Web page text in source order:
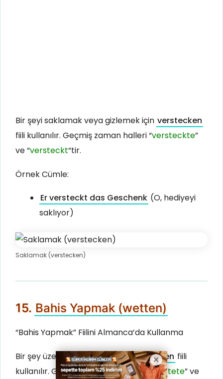
Bir şeyi saklamak veya gizlemek için verstecken
fiili kullanılır. Geçmiş zaman halleri “versteckte”
ve “versteckt“tir.
Örnek Cümle:
Er versteckt das Geschenk (O, hediyeyi
saklıyor)
Saklamak (verstecken)
15. Bahis Yapmak (wetten)
“Bahis Yapmak” Fiilini Almanca’da Kullanma
Bir şey üzerine bahis yapmak içinwetten fiili
kullanılır. Geçmiş zaman halleri ise “wettete” ve